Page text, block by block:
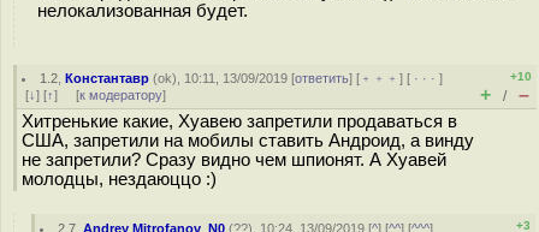
нелокализованная будет.
1.2 ,Константавр (ok), 10:11, 13/09/2019 [ответить] [ ﹢﹢﹢] [ · · ·]
[↓] [↑] [к модератору]
+10
+ / –
Хитренькие какие, Хуавею запретили продаваться в
США, запретили на мобилы ставить Андроид, а винду
не запретили? Сразу видно чем шпионят. А Хуавей
молодцы, нездаюццо :)
2.7 ,Andrey Mitrofanov_N0 (??), 10:24, 13/09/2019 [^] [^^] [^^^]
+3